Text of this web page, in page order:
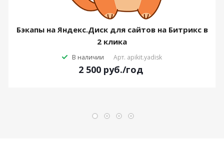
Бэкапы на Яндекс.Диск для сайтов на Битрикс в
2 клика
В наличии Арт. apikit.yadisk
2 500 руб./год